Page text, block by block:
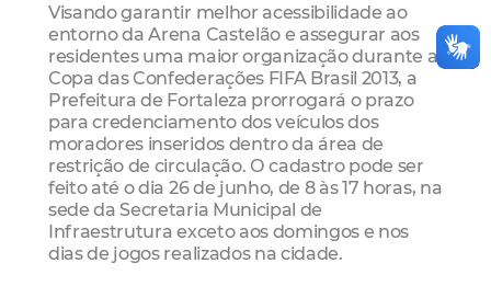
Visando garantir melhor acessibilidade ao
entorno da Arena Castelão e assegurar aos
residentes uma maior organização durante a
Copa das Confederações FIFA Brasil 2013, a
Prefeitura de Fortaleza prorrogará o prazo
para credenciamento dos veículos dos
moradores inseridos dentro da área de
restrição de circulação. O cadastro pode ser
feito até o dia 26 de junho, de 8 às 17 horas, na
sede da Secretaria Municipal de
Infraestrutura exceto aos domingos e nos
dias de jogos realizados na cidade.